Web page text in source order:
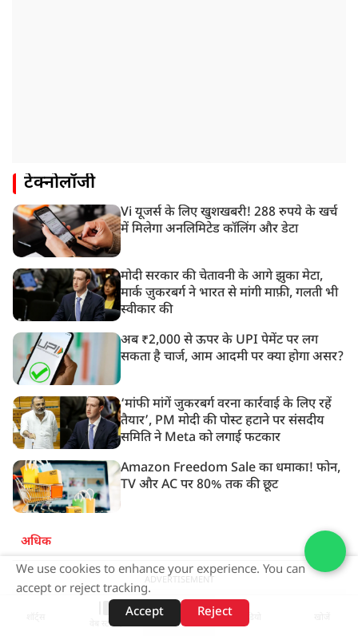
टेक्नोलॉजी
Vi यूजर्स के लिए खुशखबरी! 288 रुपये के खर्च
में मिलेगा अनलिमिटेड कॉलिंग और डेटा
मोदी सरकार की चेतावनी के आगे झुका मेटा,
मार्क ज़ुकरबर्ग ने भारत से मांगी माफ़ी, गलती भी
स्वीकार की
अब ₹2,000 से ऊपर के UPI पेमेंट पर लग
सकता है चार्ज, आम आदमी पर क्या होगा असर?
‘मांफी मांगें जुकरबर्ग वरना कार्रवाई के लिए रहें
तैयार’, PM मोदी की पोस्ट हटाने पर संसदीय
समिति ने Meta को लगाई फटकार
Amazon Freedom Sale का धमाका! फोन,
TV और AC पर 80% तक की छूट
अधिक
ADVERTISEMENT
वेब स्टोरीज़
We use cookies to enhance your experience. You can
accept or reject tracking.
Accept
Reject